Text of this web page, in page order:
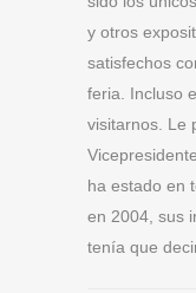
y otros
satisfechos
feria. Incluso
visitarnos. Le
ha estado en
en 2004, sus
tenía que